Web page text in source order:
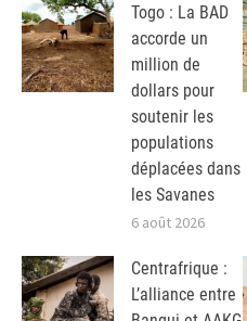
Togo : La BAD
accorde un
million de
dollars pour
soutenir les
populations
déplacées dans
les Savanes
6 août 2026
Centrafrique :
L’alliance entre